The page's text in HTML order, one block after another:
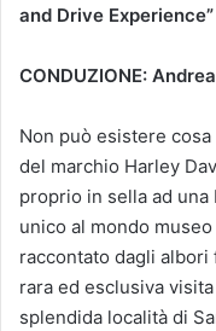
and Drive Experience”
CONDUZIONE:
Non può esistere
del marchio Harley
proprio in sella ad
unico al mondo
raccontato dagli
rara ed esclusiva
splendida località di